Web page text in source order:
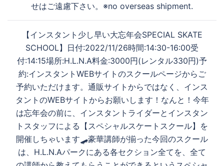
シ
せはご遠慮下さい。※no overseas shipment.
【インスタント少し早い大忘年会SPECIAL SKATE
SCHOOL】日付:2022/11/26時間:14:30-16:00受
付:14:15場所:H.L.N.A料金:3000円(レンタル330円)予
約:インスタントWEBサイトのスクールページからご
予約いただけます。️通販サイトからではなく、インス
タントのWEBサイトからお願いします！なんと！今年
は忘年会の前に、インスタントライダーとインスタン
トスタッフによる【スペシャルスケートスクール】を
開催しちゃいます🛹豪華講師が揃った今回のスクール
は、H.L.N.Aパークにある各セクション全てを、全て